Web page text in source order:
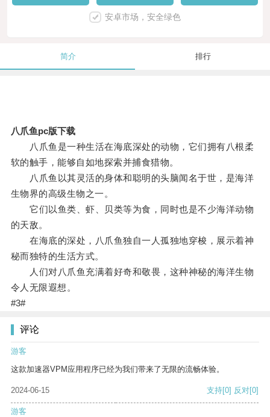
安卓市场，安全绿色
简介 排行
八爪鱼pc版下载
八爪鱼是一种生活在海底深处的动物，它们拥有八根柔
软的触手，能够自如地探索并捕食猎物。
八爪鱼以其灵活的身体和聪明的头脑闻名于世，是海洋
生物界的高级生物之一。
它们以鱼类、虾、贝类等为食，同时也是不少海洋动物
的天敌。
在海底的深处，八爪鱼独自一人孤独地穿梭，展示着神
秘而独特的生活方式。
人们对八爪鱼充满着好奇和敬畏，这种神秘的海洋生物
令人无限遐想。
#3#
评论
游客
这款加速器VPM应用程序已经为我们带来了无限的流畅体验。
2024-06-15 支持[0] 反对[0]
游客